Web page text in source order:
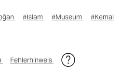
#Islam #Museum
#Kemal
Fehlerhinweis